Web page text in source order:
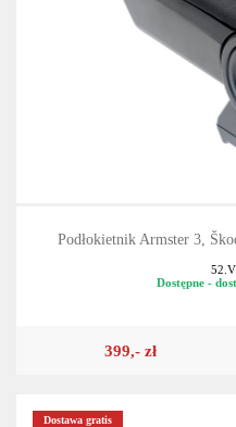
Podłokietnik Armster 3,
Dostępne -
399,- zł
Dostawa gratis